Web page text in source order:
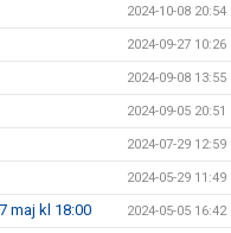
2024-10-08 20:54
2024-09-27 10:26
2024-09-08 13:55
2024-09-05 20:51
2024-07-29 12:59
2024-05-29 11:49
maj kl 18:00 2024-05-05 16:42